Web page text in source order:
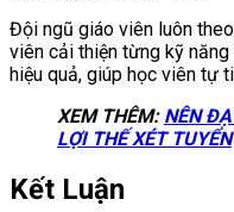
Đội ngũ giáo viên luôn
viên cải thiện từng kỹ
hiệu quả, giúp học viên tự
XEM THÊM: NÊN
LỢI THẾ XÉT TUYỂN
Kết Luận